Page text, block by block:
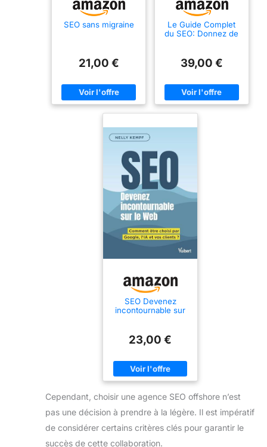
SEO sans migraine
21,00 €
Le Guide Complet
du SEO: Donnez de
la visibilité à votre
grâce au SEO !
39,00 €
SEO Devenez
incontournable sur
Google, l'IA et vos
clients ?
23,00 €
Cependant, choisir une agence SEO offshore n’est
pas une décision à prendre à la légère. Il est impératif
de considérer certains critères clés pour garantir le
succès de cette collaboration.